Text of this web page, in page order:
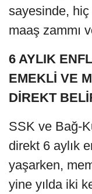
sayesinde,
maaş zammı
6 AYLIK
EMEKLİ VE
DİREKT
SSK ve Bağ-
direkt 6 aylık
yaşarken,
yine yılda iki